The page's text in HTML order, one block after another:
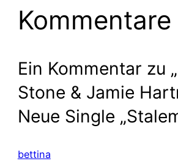
Kommentare
Ein Kommentar zu
Stone & Jamie
Neue Single
bettina